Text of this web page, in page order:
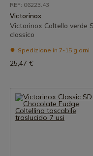
REF: 06223.43
Victorinox
Victorinox Coltello verde
classico
Spedizione in 7-15 giorni
25,47 €